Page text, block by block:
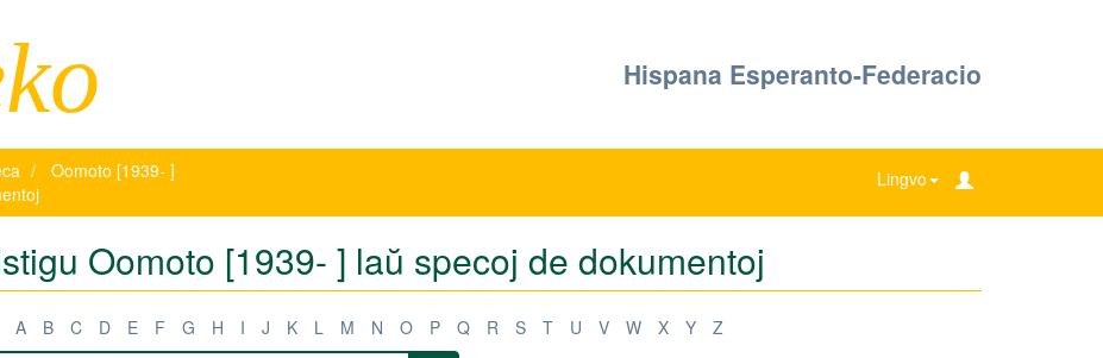
Hispana Esperanto-Federacio
Oomoto [1939- ]
Lingvo
Oomoto [1939- ] laŭ specoj de dokumentoj
A B C D E F G H I J K L M N O P Q R S T U V W X Y
Z